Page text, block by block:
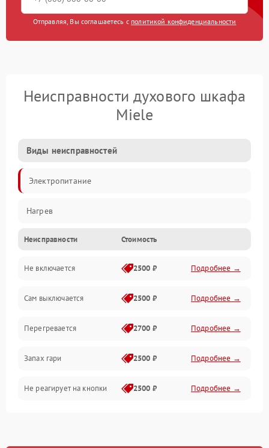
Отправляя, Вы соглашаетесь с политикой конфиденциальности
Неисправности духового шкафа
Miele
Виды неисправностей
Электропитание
Нагрев
Неисправности Стоимость
Не включается 2500 ₽ Подробнее →
Сам выключается 2500 ₽ Подробнее →
Перегревается 2700 ₽ Подробнее →
Запах гари 2500 ₽ Подробнее →
Не реагирует на кнопки 2500 ₽ Подробнее →